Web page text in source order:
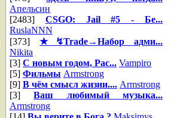
Апельсин
[2483] CSGO: Jail #5 - Бе...
RuslaNNN
[373]★↯Trade→Набор адми...
Nikita
[3] С новым годом, Рас... Vampiro
[5] Фильмы Armstrong
[9] В чём смысл жизни.... Armstrong
[3]Ваш любимый музыка...
Armstrong